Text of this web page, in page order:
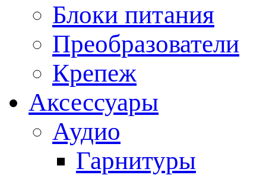
Блоки питания
Преобразователи
Крепеж
Аксессуары
Аудио
Гарнитуры